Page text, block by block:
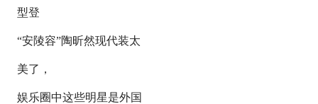
型登
“安陵容”陶昕然现代装太
美了，
娱乐圈中这些明星是外国